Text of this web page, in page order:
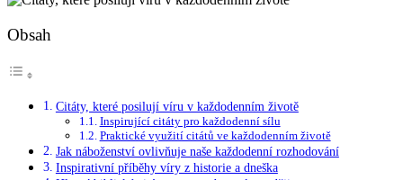
Obsah
Citáty, které posilují víru v každodenním životě
Inspirující citáty pro každodenní sílu
Praktické využití citátů ve každodenním životě
Jak náboženství ovlivňuje naše každodenní rozhodování
Inspirativní příběhy víry z historie a dneška